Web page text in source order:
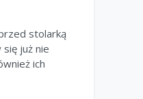
stolarką
już nie
ich